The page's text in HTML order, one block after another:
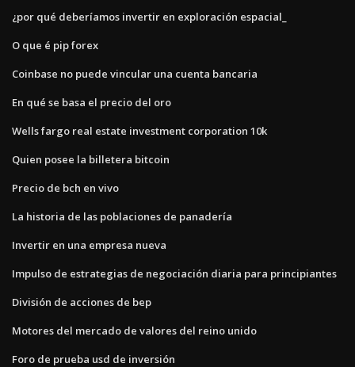
¿por qué deberíamos invertir en exploración espacial_
O que é pip forex
Coinbase no puede vincular una cuenta bancaria
En qué se basa el precio del oro
Wells fargo real estate investment corporation 10k
Quien posee la billetera bitcoin
Precio de bch en vivo
La historia de las poblaciones de panadería
Invertir en una empresa nueva
Impulso de estrategias de negociación diaria para principiantes
División de acciones de bep
Motores del mercado de valores del reino unido
Foro de prueba usd de inversión